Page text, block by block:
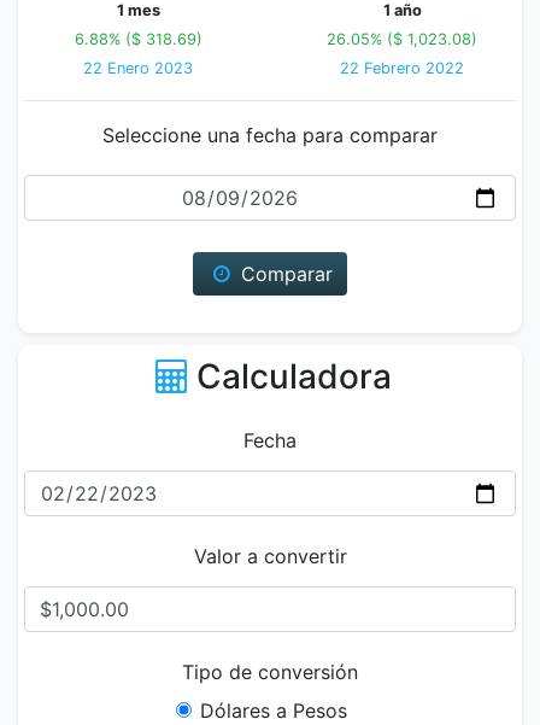
1 mes
6.88% ($ 318.69)
22 Enero 2023
1 año
26.05% ($ 1,023.08)
22 Febrero 2022
Seleccione una fecha para comparar
Fecha
Comparar
Calculadora
Fecha
Valor a convertir
Tipo de conversión
Dólares a Pesos